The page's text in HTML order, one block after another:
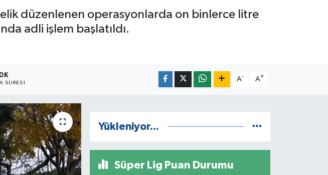
düzenlenen operasyonlarda on binlerce litre
adli işlem başlatıldı.
DK
SÜRESI
A- A+
Yükleniyor...
Süper Lig Puan Durumu